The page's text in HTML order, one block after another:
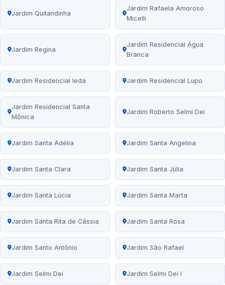
Jardim Quitandinha
Jardim Rafaela Amoroso
Micelli
Jardim Regina
Jardim Residencial Água
Branca
Jardim Residencial Ieda Jardim Residencial Lupo
Jardim Residencial Santa
Mônica
Jardim Roberto Selmi Dei
Jardim Santa Adélia Jardim Santa Angelina
Jardim Santa Clara Jardim Santa Júlia
Jardim Santa Lúcia Jardim Santa Marta
Jardim Santa Rita de Cássia Jardim Santa Rosa
Jardim Santo Antônio Jardim São Rafael
Jardim Selmi Dei Jardim Selmi Dei I